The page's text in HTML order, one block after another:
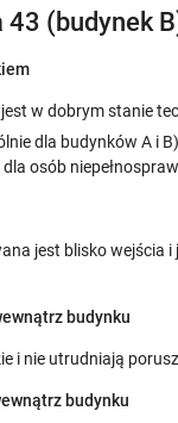
(budynek
w dobrym stanie
dla budynków A i
osób
jest blisko wejścia
budynku
i nie utrudniają
budynku